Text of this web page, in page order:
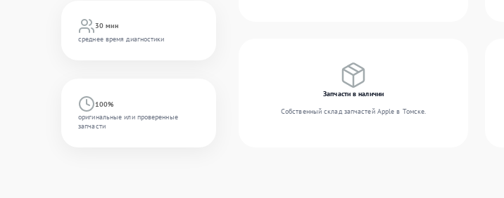
30 мин
среднее время диагностики
100%
оригинальные или проверенные
запчасти
Запчасти в наличии
Собственный склад запчастей Apple в Томске.